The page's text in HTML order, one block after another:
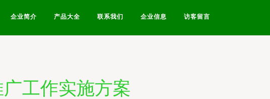
企业简介 产品大全 联系我们 企业信息 访客留言
工作实施方案